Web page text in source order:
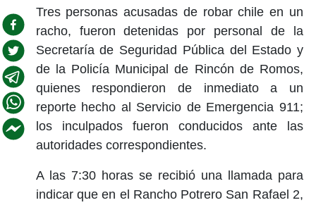
Tres personas acusadas de robar chile en un
racho, fueron detenidas por personal de la
Secretaría de Seguridad Pública del Estado y
de la Policía Municipal de Rincón de Romos,
quienes respondieron de inmediato a un
reporte hecho al Servicio de Emergencia 911;
los inculpados fueron conducidos ante las
autoridades correspondientes.
A las 7:30 horas se recibió una llamada para
indicar que en el Rancho Potrero San Rafael 2,